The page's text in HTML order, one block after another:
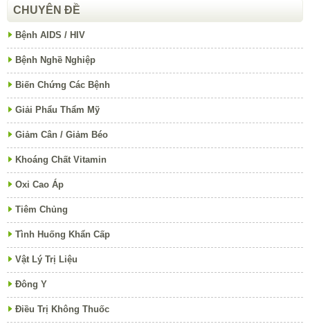
CHUYÊN ĐỀ
Bệnh AIDS / HIV
Bệnh Nghề Nghiệp
Biến Chứng Các Bệnh
Giải Phẩu Thẩm Mỹ
Giảm Cân / Giảm Béo
Khoáng Chất Vitamin
Oxi Cao Áp
Tiêm Chủng
Tình Huống Khẩn Cấp
Vật Lý Trị Liệu
Đông Y
Điều Trị Không Thuốc